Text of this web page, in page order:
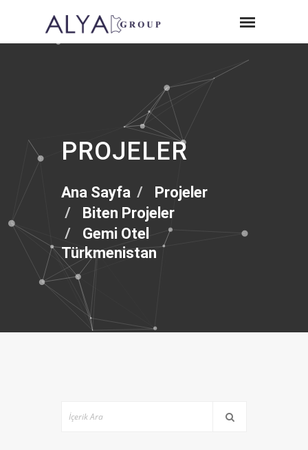
PROJELER
Ana Sayfa
Projeler
Biten Projeler
Gemi Otel
Türkmenistan